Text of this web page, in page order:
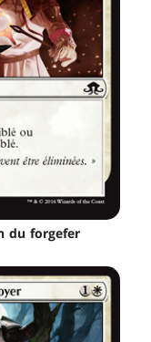
du forgefer